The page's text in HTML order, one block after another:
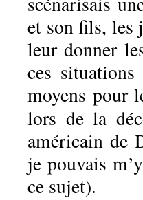
et son fils, les
leur donner
ces
moyens pour
lors de la
américain de
je pouvais
ce sujet).